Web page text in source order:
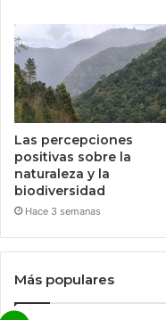
Las percepciones
positivas sobre la
naturaleza y la
biodiversidad
Hace 3 semanas
Más populares